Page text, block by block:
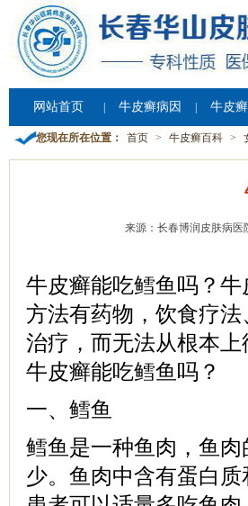
网站首页 牛皮癣病因 牛皮
您现在所在位置： 首页 > 牛皮癣百科 >
来源：长春博润皮肤病医
牛皮癣能吃鳕鱼吗？
方法有药物，饮食疗
治疗，而无法从根本
牛皮癣能吃鳕鱼吗？
一、鳕鱼
鳕鱼是一种鱼肉，鱼
少。鱼肉中含有蛋白